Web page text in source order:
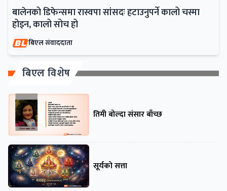
बालेनको डिफेन्समा रास्वपा सांसदः हटाउनुपर्ने कालो चस्मा
होइन, कालो सोच हो
बिएल संवाददाता
बिएल विशेष
तिमी बोल्दा संसार बाँच्छ
सूर्यको सत्ता